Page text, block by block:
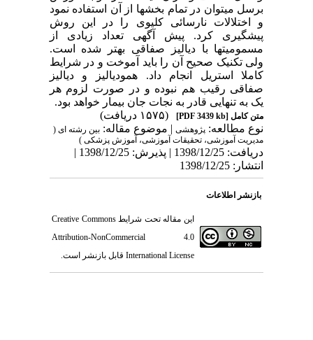
برسل می­توان در تمام بخش­ها از آن استفاده نمود
و اختلالات نارسائی کلیوی را در این روش
پیشگیری کرد. پیش آگهی تعداد زیادی از
مسمومیت­ها با دیالیز صفاقی بهتر شده است.
ولی تکنیک صحیح آن را باید آموخت و در شرایط
کاملا استریل انجام داد. همودیالیز و دیالیز
صفاقی رقیب هم نبوده و در صورت لزوم هر
یک به تنهایی قادر به نجات جان بیمار خواهد بود.
متن کامل[PDF 3439 kb]
(۱۵۷۵ دریافت)
نوع مطالعه: پژوهشی| موضوع مقاله: بین رشته ای (
مدیریت آموزشی، تحقیقات آموزشی، آموزش پزشکی )
دریافت: 1398/12/25 | پذیرش: 1398/12/25 |
انتشار: 1398/12/25
بازنشر اطلاعات
این مقاله تحت شرایطCreative Commons
Attribution-NonCommercial 4.0
International License قابل بازنشر است.